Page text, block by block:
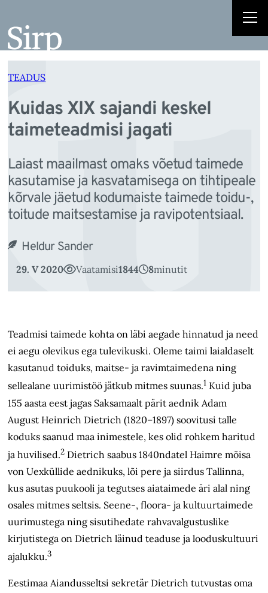
juurde
TEADUS
Kuidas XIX sajandi keskel
taimeteadmisi jagati
Laiast maailmast omaks võetud taimede
kasutamise ja kasvatamisega on tihtipeale
kõrvale jäetud kodumaiste taimede toidu-,
toitude maitsestamise ja ravipotentsiaal.
Heldur Sander
29. V 2020 Vaatamisi1844 8minutit
Teadmisi taimede kohta on läbi aegade hinnatud ja need
ei aegu olevikus ega tulevikuski. Oleme taimi laialdaselt
kasutanud toiduks, maitse- ja ravimtaimedena ning
sellealane uurimistöö jätkub mitmes suunas.1 Kuid juba
155 aasta eest jagas Saksamaalt pärit aednik Adam
August Heinrich Dietrich (1820–1897) soovitusi talle
koduks saanud maa inimestele, kes olid rohkem haritud
ja huvilised.2 Dietrich saabus 1840ndatel Haimre mõisa
von Uexküllide aednikuks, lõi pere ja siirdus Tallinna,
kus asutas puukooli ja tegutses aiataimede äri alal ning
osales mitmes seltsis. Seene-, floora- ja kultuurtaimede
uurimustega ning sisutihedate rahvavalgustuslike
kirjutistega on Dietrich läinud teaduse ja looduskultuuri
ajalukku.3
Eestimaa Aiandusseltsi sekretär Dietrich tutvustas oma